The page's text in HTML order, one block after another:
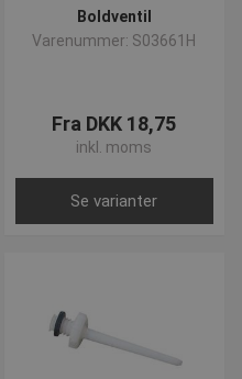
Boldventil
Varenummer: S03661H
Fra DKK 18,75
inkl. moms
Se varianter